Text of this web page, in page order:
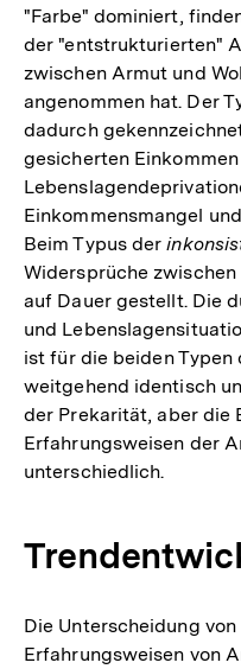
"Farbe" dominiert,
der "entstrukturierten"
zwischen Armut und
angenommen hat. Der
dadurch
gesicherten
Einkommensmangel
Beim Typus der
Widersprüche
auf Dauer gestellt. Die
und
ist für die beiden
weitgehend identisch
der Prekarität, aber die
Erfahrungsweisen der
unterschiedlich.
Die Unterscheidung
Erfahrungsweisen von